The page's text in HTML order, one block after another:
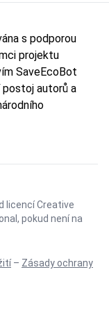
s podporou
projektu
SaveEcoBot
postoj autorů a
licencíCreative
, pokud není na
– Zásady ochrany